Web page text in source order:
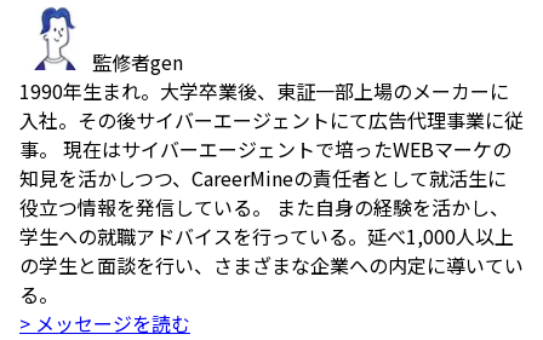
監修者gen
1990年生まれ。大学卒業後、東証一部上場のメーカーに
入社。その後サイバーエージェントにて広告代理事業に従
事。 現在はサイバーエージェントで培ったWEBマーケの
知見を活かしつつ、CareerMineの責任者として就活生に
役立つ情報を発信している。 また自身の経験を活かし、
学生への就職アドバイスを行っている。延べ1,000人以上
の学生と面談を行い、さまざまな企業への内定に導いてい
る。
> メッセージを読む